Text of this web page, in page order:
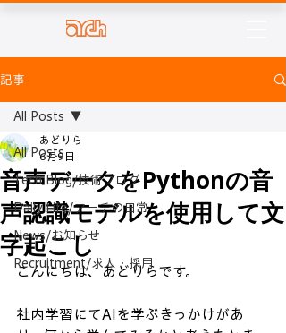
記事
All Posts
Tech Blog/技術ブログ
Daily Life/アーチの日常
News/お知らせ
Recruitment/求人・採用
All Posts
音声データをPythonの音
声認識モデルを使用して文
字起こし
あどりら
6月9日
こんにちは、あどりらです。
社内学習にてAIを学ぶきっかけがあ